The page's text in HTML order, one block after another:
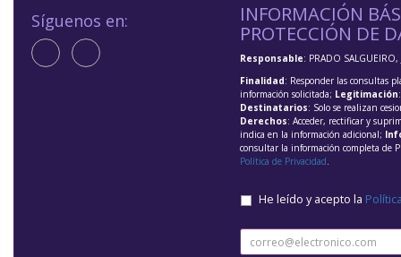
Síguenos en: INFORMACIÓN
PROTECCIÓN DE
Responsable: PRADO SALGUEIRO,
Finalidad: Responder las consultas
información solicitada; Legitimación
Destinatarios: Solo se realizan
Derechos: Acceder, rectificar y
indica en la información adicional;
consultar la información completa de
Política de Privacidad.
He leído y acepto la